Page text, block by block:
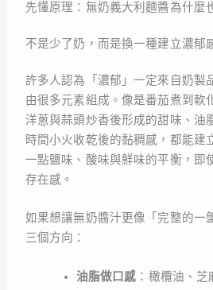
先懂原理：無奶義大利麵醬為什麼
不是少了奶，而是換一種建立濃郁
許多人認為「濃郁」一定來自奶製
由很多元素組成。像是番茄煮到軟
洋蔥與蒜頭炒香後形成的甜味、油
時間小火收乾後的黏稠感，都能建
一點鹽味、酸味與鮮味的平衡，即
存在感。
如果想讓無奶醬汁更像「完整的一
三個方向：
油脂做口感 ：橄欖油、